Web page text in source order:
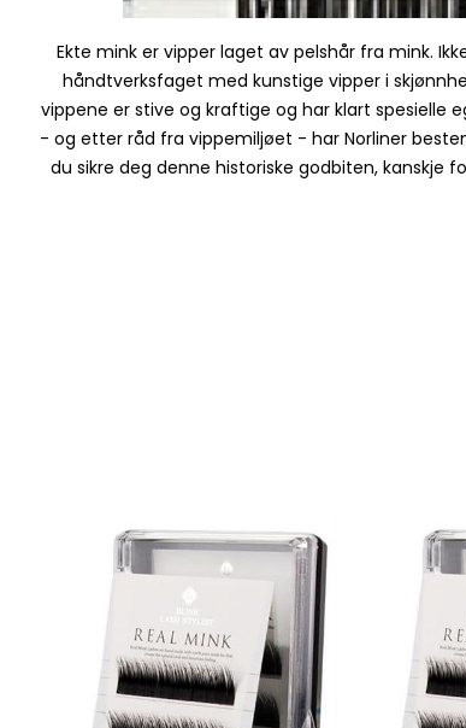
Ekte mink er vipper laget av pelshår fra mink.
håndtverksfaget med kunstige vipper i
vippene er stive og kraftige og har klart spesielle
- og etter råd fra vippemiljøet - har Norliner
du sikre deg denne historiske godbiten, kanskje